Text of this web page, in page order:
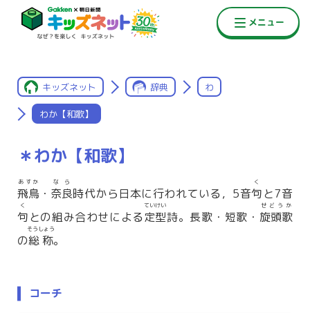
キッズネット 辞典 わ
わか【和歌】
＊わか【和歌】
飛鳥
あすか
・ 奈良
なら
時代から日本に行われている，5音句
く
と7音
句
く
との組み合わせによる定型
ていけい
詩。長歌・短歌・ 旋頭歌
せどうか
の総称
そうしょう
。
コーチ